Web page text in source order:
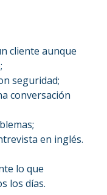
cliente aunque
seguridad;
conversación
en inglés.
lo que
los días.